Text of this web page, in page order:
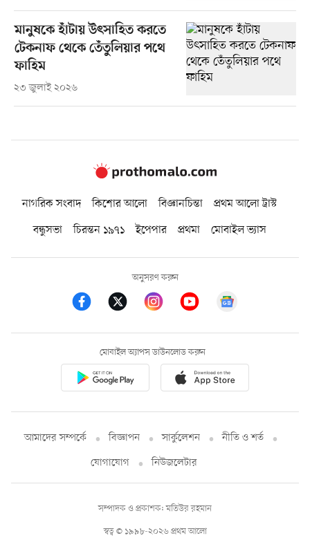
মানুষকে হাঁটায় উৎসাহিত করতে
টেকনাফ থেকে তেঁতুলিয়ার পথে
ফাহিম
২৩ জুলাই ২০২৬
নাগরিক সংবাদ কিশোর আলো বিজ্ঞানচিন্তা
প্রথম আলো ট্রাস্ট
বন্ধুসভা
চিরন্তন ১৯৭১ ইপেপার প্রথমা মোবাইল ভ্যাস
অনুসরণ করুন
মোবাইল অ্যাপস ডাউনলোড করুন
আমাদের সম্পর্কে বিজ্ঞাপন সার্কুলেশন
নীতি ও শর্ত
যোগাযোগ
নিউজলেটার
স্বত্ব © ১৯৯৮-২০২৬ প্রথম আলো
সম্পাদক ও প্রকাশক: মতিউর রহমান